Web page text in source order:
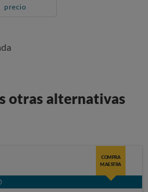
precio
otras alternativas
COMPRA
MAESTRA